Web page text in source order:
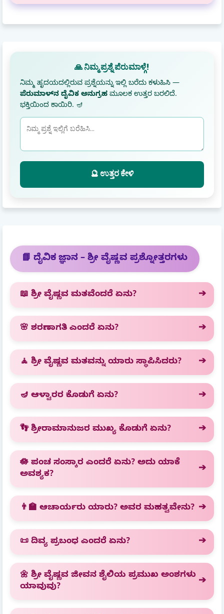
🙏 ನಿಮ್ಮ ಪ್ರಶ್ನೆ ಪೆರುಮಾಳ್ಗೆ!
ನಿಮ್ಮ ಹೃದಯದಲ್ಲಿರುವ ಪ್ರಶ್ನೆಯನ್ನು ಇಲ್ಲಿ ಬರೆದು ಕಳುಹಿಸಿ —
ಪೆರುಮಾಳ್‌ನ ದೈವಿಕ ಅನುಗ್ರಹ ಮೂಲಕ ಉತ್ತರ ಬರಲಿದೆ.
ಭಕ್ತಿಯಿಂದ ಕಾಯಿರಿ. 🪔
🔮 ಉತ್ತರ ಕೇಳಿ
📘 ದೈವಿಕ ಜ್ಞಾನ – ಶ್ರೀ ವೈಷ್ಣವ ಪ್ರಶ್ನೋತ್ತರಗಳು
📖 ಶ್ರೀ ವೈಷ್ಣವ ಮತವೆಂದರೆ ಏನು?
🌸 ಶರಣಾಗತಿ ಎಂದರೆ ಏನು?
🧘 ಶ್ರೀ ವೈಷ್ಣವ ಮತವನ್ನು ಯಾರು ಸ್ಥಾಪಿಸಿದರು?
🪔 ಆಳ್ವಾರರ ಕೊಡುಗೆ ಏನು?
👣 ಶ್ರೀರಾಮಾನುಜರ ಮುಖ್ಯ ಕೊಡುಗೆ ಏನು?
🪷 ಪಂಚ ಸಂಸ್ಕಾರ ಎಂದರೆ ಏನು? ಅದು ಯಾಕೆ
ಅವಶ್ಯಕ?
👨‍🏫 ಆಚಾರ್ಯರು ಯಾರು? ಅವರ ಮಹತ್ವವೇನು?
📜 ದಿವ್ಯ ಪ್ರಬಂಧ ಎಂದರೆ ಏನು?
🌼 ಶ್ರೀ ವೈಷ್ಣವ ಜೀವನ ಶೈಲಿಯ ಪ್ರಮುಖ ಅಂಶಗಳು
ಯಾವುವು?